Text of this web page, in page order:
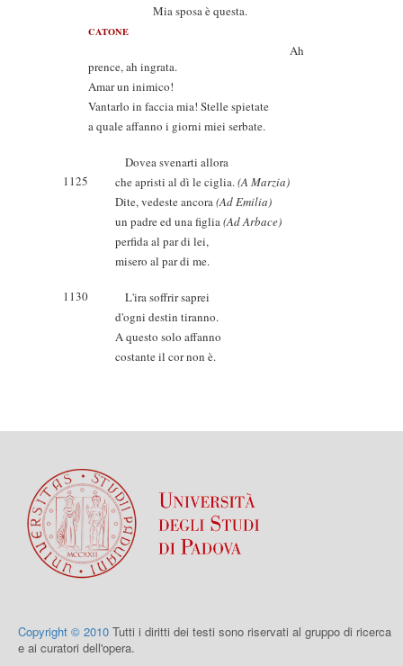
Mia sposa è questa.
CATONE
Ah
prence, ah ingrata.
Amar un inimico!
Vantarlo in faccia mia! Stelle spietate
a quale affanno i giorni miei serbate.
Dovea svenarti allora
1125
che apristi al dì le ciglia.(A Marzia)
Dite, vedeste ancora(Ad Emilia)
un padre ed una figlia(Ad Arbace)
perfida al par di lei,
misero al par di me.
1130
L'ira soffrir saprei
d'ogni destin tiranno.
A questo solo affanno
costante il cor non è.
Copyright © 2010 Tutti i diritti dei testi sono riservati al gruppo di ricerca
e ai curatori dell'opera.